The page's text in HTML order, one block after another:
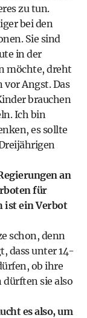
zu tun.
bei den
Sie sind
in der
möchte, dreht
vor Angst. Das
brauchen
Ich bin
es sollte
an
für
ist ein Verbot
schon, denn
dass unter 14-
ob ihre
sie also
es also, um